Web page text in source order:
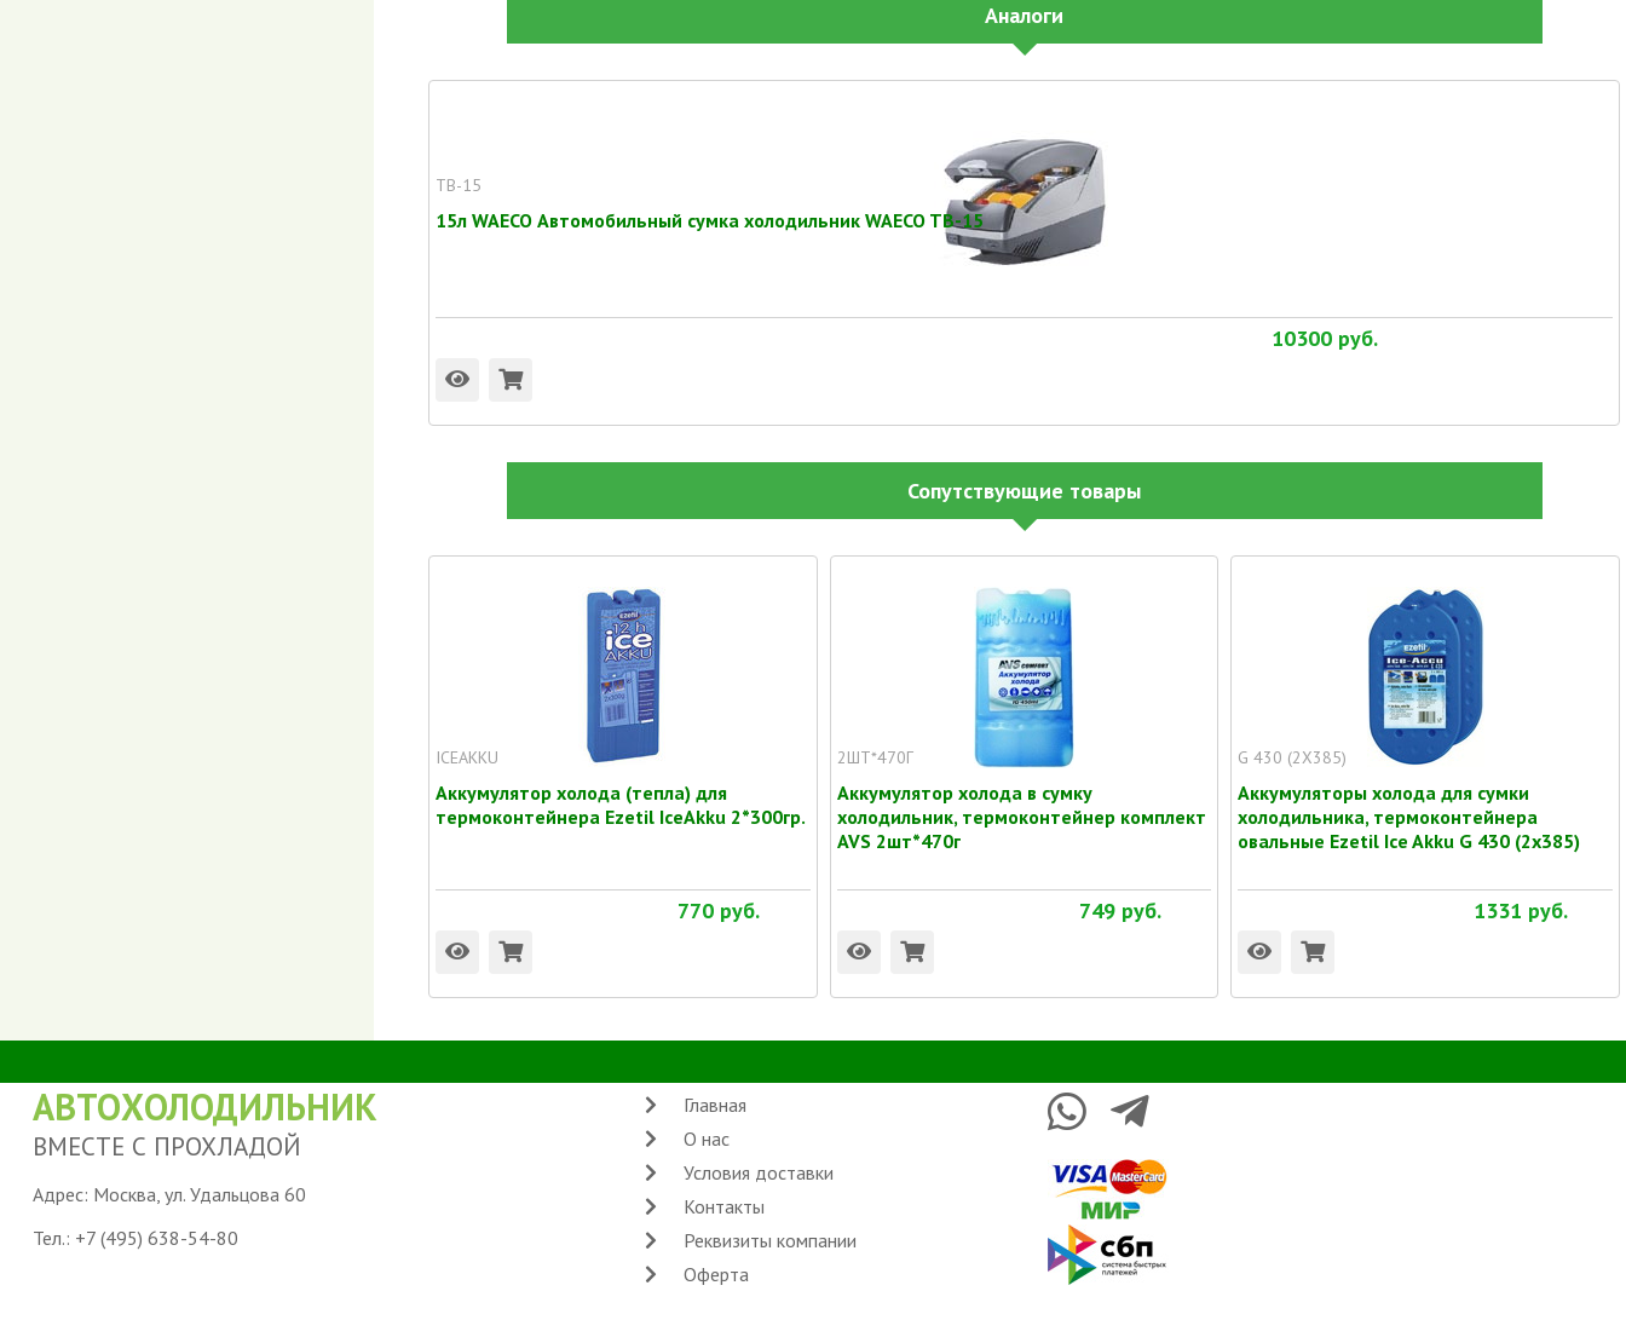
Аналоги
TB-15
15л WAECO Автомобильный сумка холодильник WAECO TB-15
10300 руб.
Сопутствующие товары
ICEAKKU
Аккумулятор холода (тепла) для
термоконтейнера Ezetil IceAkku 2*300гр.
770 руб.
2ШТ*470Г
Аккумулятор холода в сумку
холодильник, термоконтейнер комплект
AVS 2шт*470г
749 руб.
G 430 (2X385)
Аккумуляторы холода для сумки
холодильника, термоконтейнера
овальные Ezetil Ice Akku G 430 (2x385)
1331 руб.
АВТОХОЛОДИЛЬНИК
ВМЕСТЕ С ПРОХЛАДОЙ
Адрес: Москва, ул. Удальцова 60
Тел.: +7 (495) 638-54-80
Главная
О нас
Условия доставки
Контакты
Реквизиты компании
Оферта